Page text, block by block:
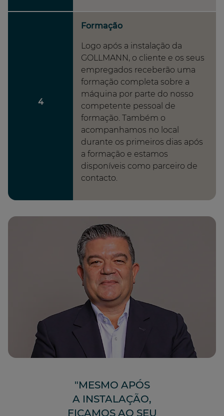
4
Formação
Logo após a instalação da
GOLLMANN, o cliente e os seus
empregados receberão uma
formação completa sobre a
máquina por parte do nosso
competente pessoal de
formação. Também o
acompanhamos no local
durante os primeiros dias após
a formação e estamos
disponíveis como parceiro de
contacto.
"MESMO APÓS
A INSTALAÇÃO,
FICAMOS AO SEU